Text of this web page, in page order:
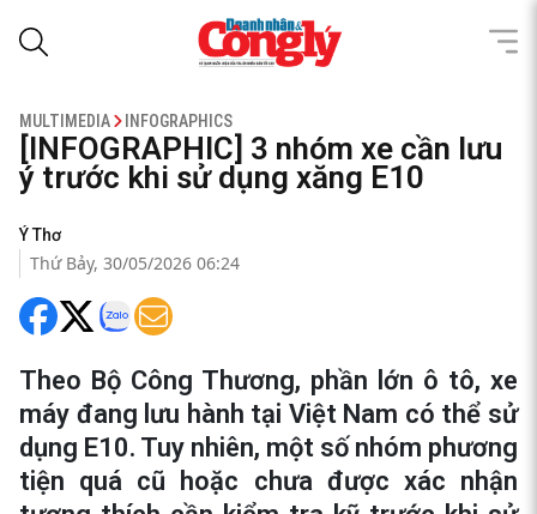
MULTIMEDIA INFOGRAPHICS
[INFOGRAPHIC] 3 nhóm xe cần lưu
ý trước khi sử dụng xăng E10
Ý Thơ
Thứ Bảy, 30/05/2026 06:24
Theo Bộ Công Thương, phần lớn ô tô, xe
máy đang lưu hành tại Việt Nam có thể sử
dụng E10. Tuy nhiên, một số nhóm phương
tiện quá cũ hoặc chưa được xác nhận